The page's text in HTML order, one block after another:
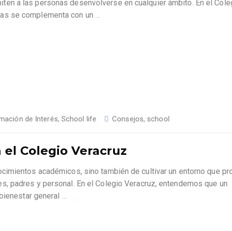
a las personas desenvolverse en cualquier ámbito. En el
se complementa con un …
de Interés, School life Consejos, school
Colegio Veracruz
académicos, sino también de cultivar un entorno que
padres y personal. En el Colegio Veracruz, entendemos que un
general